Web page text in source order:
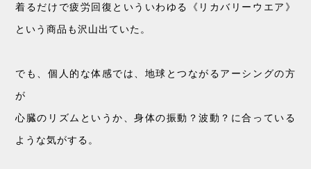
着るだけで疲労回復といういわゆる《リカバリーウエア》
という商品も沢山出ていた。
でも、個人的な体感では、地球とつながるアーシングの方
が
心臓のリズムというか、身体の振動？波動？に合っている
ような気がする。